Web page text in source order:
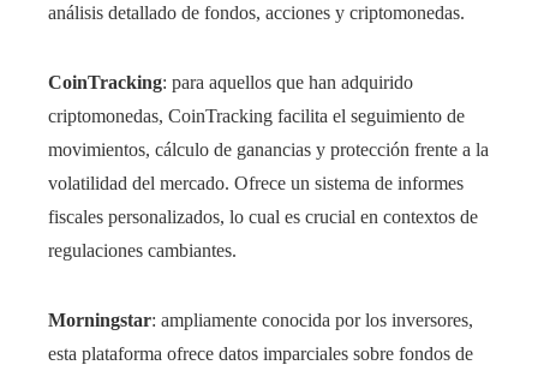
análisis detallado de fondos, acciones y criptomonedas.
CoinTracking: para aquellos que han adquirido
criptomonedas, CoinTracking facilita el seguimiento de
movimientos, cálculo de ganancias y protección frente a la
volatilidad del mercado. Ofrece un sistema de informes
fiscales personalizados, lo cual es crucial en contextos de
regulaciones cambiantes.
Morningstar: ampliamente conocida por los inversores,
esta plataforma ofrece datos imparciales sobre fondos de